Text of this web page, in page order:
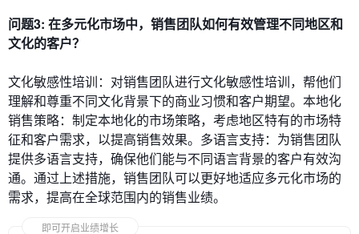
问题3: 在多元化市场中，销售团队如何有效管理不同地区和
文化的客户？
文化敏感性培训：对销售团队进行文化敏感性培训，帮他们
理解和尊重不同文化背景下的商业习惯和客户期望。本地化
销售策略：制定本地化的市场策略，考虑地区特有的市场特
征和客户需求，以提高销售效果。多语言支持：为销售团队
提供多语言支持，确保他们能与不同语言背景的客户有效沟
通。通过上述措施，销售团队可以更好地适应多元化市场的
需求，提高在全球范围内的销售业绩。
即可开启业绩增长